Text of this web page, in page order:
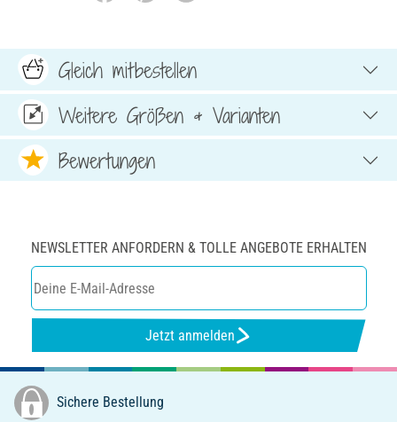
Gleich mitbestellen
Weitere Größen & Varianten
Bewertungen
NEWSLETTER ANFORDERN & TOLLE ANGEBOTE ERHALTEN
Jetzt anmelden
Sichere Bestellung